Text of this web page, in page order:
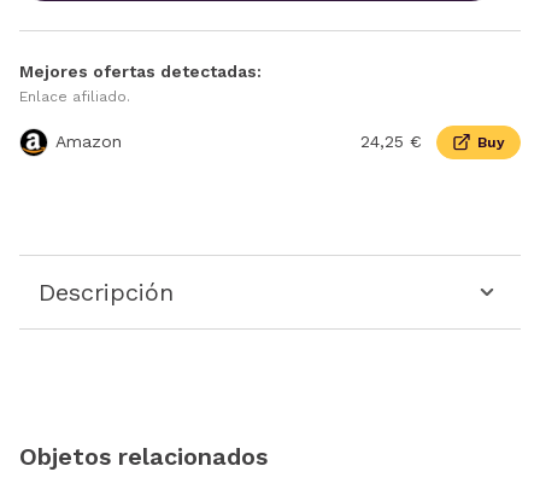
Mejores ofertas detectadas:
Enlace afiliado.
Amazon 24,25 € Buy
Descripción
Objetos relacionados